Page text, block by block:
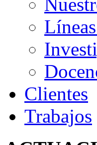
Clientes
Trabajos